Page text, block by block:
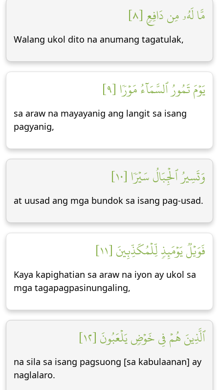
مَّا لَهُۥ مِن دَافِعٖ [٨]
Walang ukol dito na anumang tagatulak,
يَوۡمَ تَمُورُ ٱلسَّمَآءُ مَوۡرٗا [٩]
sa araw na mayayanig ang langit sa isang
pagyanig,
وَتَسِيرُ ٱلۡجِبَالُ سَيۡرٗا [١٠]
at uusad ang mga bundok sa isang pag-usad.
فَوَيۡلٞ يَوۡمَئِذٖ لِّلۡمُكَذِّبِينَ [١١]
Kaya kapighatian sa araw na iyon ay ukol sa
mga tagapagpasinungaling,
ٱلَّذِينَ هُمۡ فِي خَوۡضٖ يَلۡعَبُونَ [١٢]
na sila sa isang pagsuong [sa kabulaanan] ay
naglalaro.